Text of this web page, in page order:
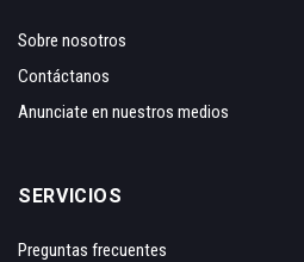
Sobre nosotros
Contáctanos
Anunciate en nuestros medios
SERVICIOS
Preguntas frecuentes